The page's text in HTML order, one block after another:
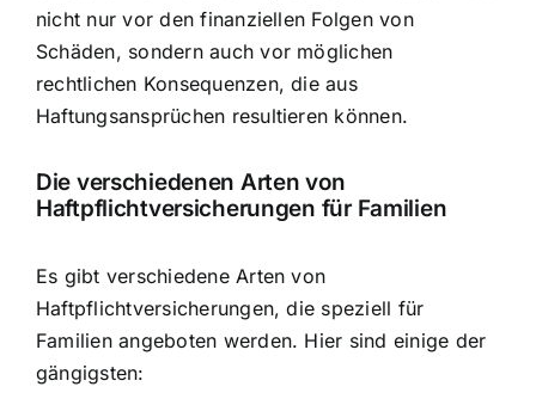
nicht nur vor den finanziellen Folgen von
Schäden, sondern auch vor möglichen
rechtlichen Konsequenzen, die aus
Haftungsansprüchen resultieren können.
Die verschiedenen Arten von
Haftpflichtversicherungen für Familien
Es gibt verschiedene Arten von
Haftpflichtversicherungen, die speziell für
Familien angeboten werden. Hier sind einige der
gängigsten: